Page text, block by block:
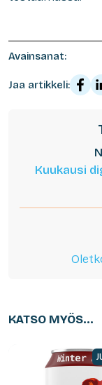
Avainsanat:
Jaa artikkeli:
Kuukausi
KATSO MYÖS...